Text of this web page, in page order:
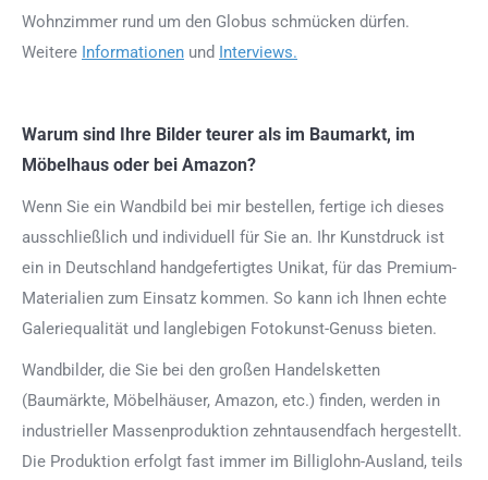
Wohnzimmer rund um den Globus schmücken dürfen.
Weitere Informationen und Interviews.
Warum sind Ihre Bilder teurer als im Baumarkt, im
Möbelhaus oder bei Amazon?
Wenn Sie ein Wandbild bei mir bestellen, fertige ich dieses
ausschließlich und individuell für Sie an. Ihr Kunstdruck ist
ein in Deutschland handgefertigtes Unikat, für das Premium-
Materialien zum Einsatz kommen. So kann ich Ihnen echte
Galeriequalität und langlebigen Fotokunst-Genuss bieten.
Wandbilder, die Sie bei den großen Handelsketten
(Baumärkte, Möbelhäuser, Amazon, etc.) finden, werden in
industrieller Massenproduktion zehntausendfach hergestellt.
Die Produktion erfolgt fast immer im Billiglohn-Ausland, teils